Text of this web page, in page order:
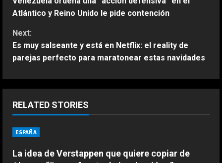
o
n
t
i
u
e
R
Atlántico y Reino Unido le pide contención
Next:
Es muy salseante y está en Netflix: el reality de
parejas perfecto para maratonear estas navidades
RELATED STORIES
ESPAÑA
La idea de Verstappen que quiere copiar de
ESPAÑA
La idea de Verstappen que quiere